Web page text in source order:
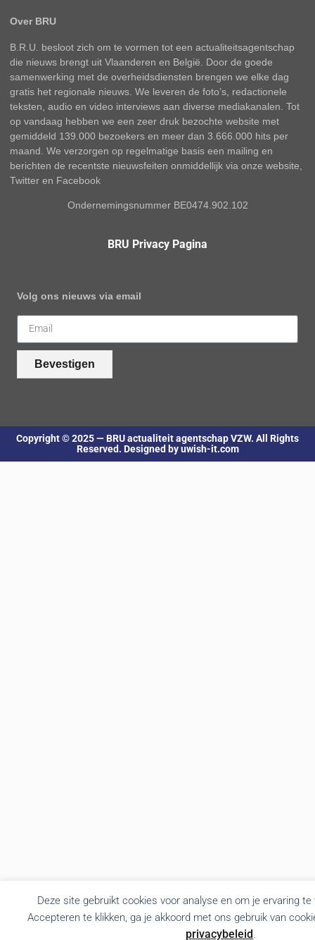
Deze site gebruikt cookies voor analyse en om je ervaring
Accepteren te klikken, ga je akkoord met ons gebruik van
privacybeleid.
Over BRU
B.R.U. besloot zich om te vormen tot een actualiteitsagentschap
die nieuws brengt uit Vlaanderen en België. Door de goede
samenwerking met de overheidsdiensten brengen we elke dag
gratis het regionale nieuws. We leveren de foto’s, redactionele
teksten, audio en video interviews aan diverse mediakanalen. Tot
op vandaag hebben we een zeer druk bezochte website met
gemiddeld 139.000 bezoekers en meer dan 3.666.000 hits per
maand. We verzorgen op regelmatige basis een mailing en
berichten de recentste nieuwsfeiten onmiddellijk via onze website,
Twitter en Facebook
Ondernemingsnummer BE0474.902.102
BRU Privacy Pagina
Volg ons nieuws via email
Bevestigen
Copyright © 2025 — BRU actualiteit agentschap VZW. All Rights
Reserved. Designed by uwish-it.com